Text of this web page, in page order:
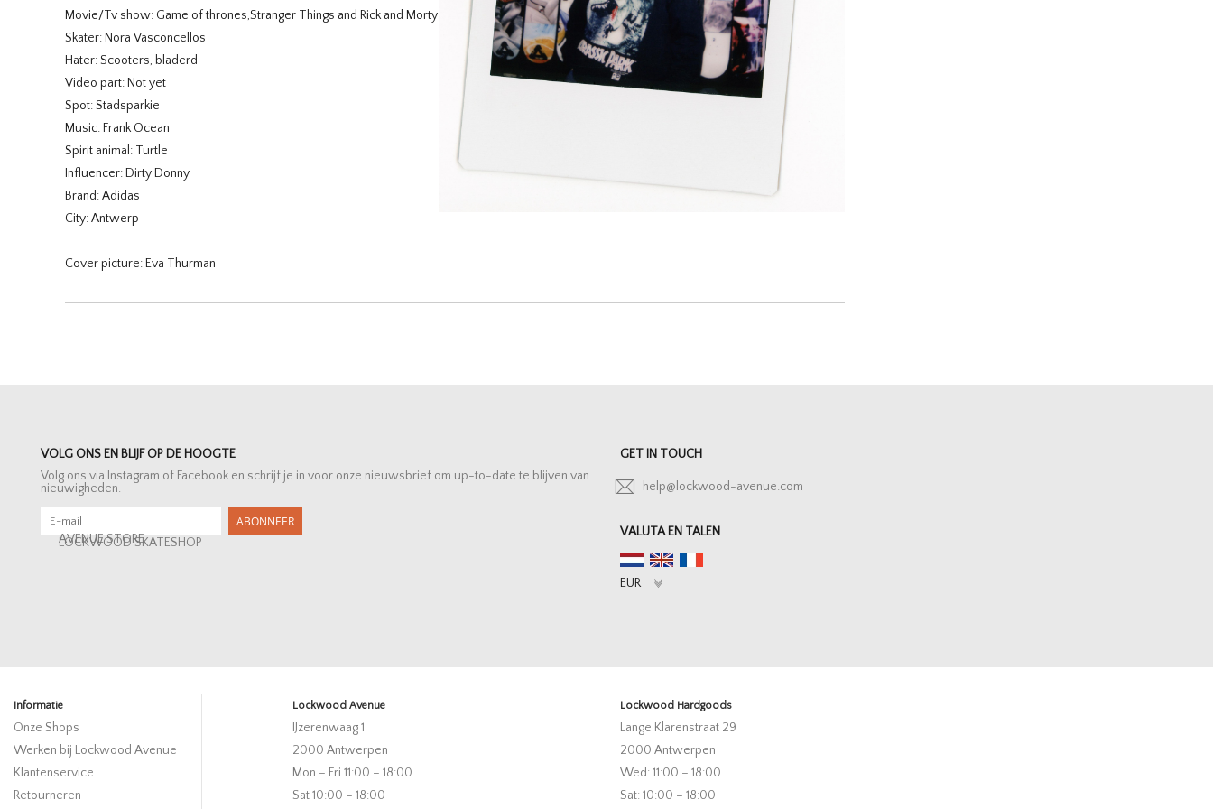
Movie/Tv show: Game of thrones,Stranger Things and Rick and Morty
Skater: Nora Vasconcellos
Hater: Scooters, bladerd
Video part: Not yet
Spot: Stadsparkie
Music: Frank Ocean
Spirit animal: Turtle
Influencer: Dirty Donny
Brand: Adidas
City: Antwerp
Cover picture: Eva Thurman
VOLG ONS EN BLIJF OP DE HOOGTE
Volg ons via Instagram of Facebook en schrijf je in voor onze nieuwsbrief om up-to-date te blijven van
nieuwigheden.
ABONNEER
AVENUE STORE
LOCKWOOD SKATESHOP
GET IN TOUCH
help@lockwood-avenue.com
VALUTA EN TALEN
Informatie
Onze Shops
Werken bij Lockwood Avenue
Klantenservice
Retourneren
Lockwood Avenue
IJzerenwaag 1
2000 Antwerpen
Mon – Fri 11:00 – 18:00
Sat 10:00 – 18:00
Lockwood Hardgoods
Lange Klarenstraat 29
2000 Antwerpen
Wed: 11:00 – 18:00
Sat: 10:00 – 18:00